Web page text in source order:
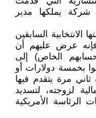
المشورة لهيلاري‮ ‬كلينتون،‮ ‬وهي‮ ‬شركة‮ ‬يملكها مدير
الانتخابية السابقين
‬يسافر المتبرعون‮ (‬لاحظ على حسابهم الخاص‮) ‬إلى
اليوم معه،‮ ‬إذا تبرعوا بخمسة دولارات أو
أكثر من‮ ‬11‮-‬18‮ ‬مايو‮ ‬‭.‬2010‮ ‬وهذه ثاني‮ ‬مرة‮ ‬يتقدم فيها
بيل كلينتون لطلب المساعدة المالية لزوجته،‮ ‬لتسديد
الرئاسة الأمريكية